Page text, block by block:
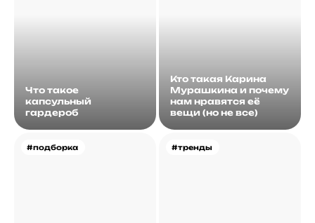
Что такое
капсульный
гардероб
Кто такая Карина
Мурашкина и почему
нам нравятся её
вещи (но не все)
#подборка #тренды